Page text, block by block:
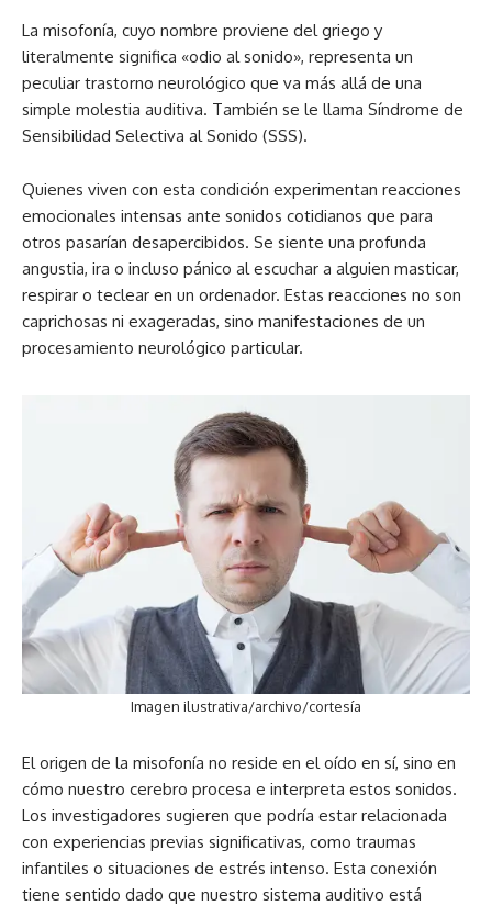
La misofonía, cuyo nombre proviene del griego y
literalmente significa «odio al sonido», representa un
peculiar trastorno neurológico que va más allá de una
simple molestia auditiva. También se le llama Síndrome de
Sensibilidad Selectiva al Sonido (SSS).
Quienes viven con esta condición experimentan reacciones
emocionales intensas ante sonidos cotidianos que para
otros pasarían desapercibidos. Se siente una profunda
angustia, ira o incluso pánico al escuchar a alguien masticar,
respirar o teclear en un ordenador. Estas reacciones no son
caprichosas ni exageradas, sino manifestaciones de un
procesamiento neurológico particular.
Imagen ilustrativa/archivo/cortesía
El origen de la misofonía no reside en el oído en sí, sino en
cómo nuestro cerebro procesa e interpreta estos sonidos.
Los investigadores sugieren que podría estar relacionada
con experiencias previas significativas, como traumas
infantiles o situaciones de estrés intenso. Esta conexión
tiene sentido dado que nuestro sistema auditivo está